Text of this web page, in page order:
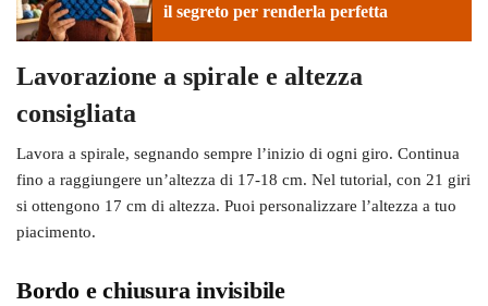
il segreto per renderla perfetta
Lavorazione a spirale e altezza
consigliata
Lavora a spirale, segnando sempre l’inizio di ogni giro. Continua
fino a raggiungere un’altezza di 17-18 cm. Nel tutorial, con 21 giri
si ottengono 17 cm di altezza. Puoi personalizzare l’altezza a tuo
piacimento.
Bordo e chiusura invisibile